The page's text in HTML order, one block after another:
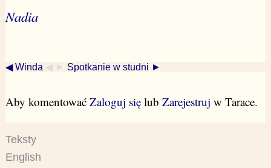
Nadia
◀ Winda ◀ ► Spotkanie w studni ►
Aby komentować Zaloguj sięlub Zarejestruj w Tarace.
Teksty
English